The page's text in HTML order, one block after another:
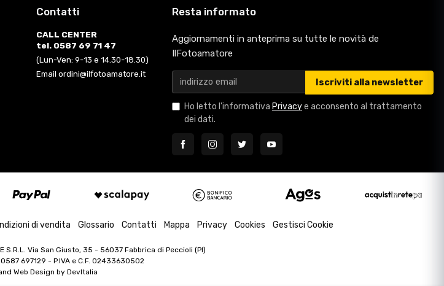
Contatti
CALL CENTER
tel. 0587 69 71 47
(Lun-Ven: 9-13 e 14.30-18.30)
Email ordini@ilfotoamatore.it
Resta informato
Aggiornamenti in anteprima su tutte le novità de
IlFotoamatore
Iscriviti alla newsletter
Ho letto l'informativa Privacye acconsento al trattamento
dei dati.
di vendita Glossario Contatti Mappa Privacy Cookies Gestisci Cookie
S.R.L. Via San Giusto, 35 - 56037 Fabbrica di Peccioli (PI)
697129 - P.IVA e C.F. 02433630502
Web Design by DevItalia